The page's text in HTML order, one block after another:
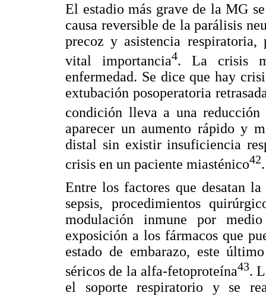
El estadio más grave de la MG
causa reversible de la parálisis
precoz y asistencia respiratoria,
vital importancia4. La crisis
enfermedad. Se dice que hay
extubación posoperatoria
condición lleva a una
aparecer un aumento rápido y
distal sin existir insuficiencia
crisis en un paciente miasténico42.
Entre los factores que desatan
sepsis, procedimientos
modulación inmune por
exposición a los fármacos que
estado de embarazo, este
séricos de la alfa-fetoproteína43.
el soporte respiratorio y se